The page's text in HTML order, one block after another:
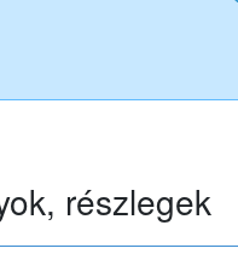
részlegek